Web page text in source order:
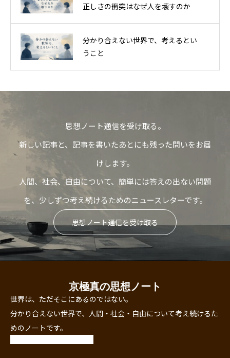
正しさの衝突はなぜ人を壊すのか
分かり合えない世界で、考えるとい
うこと
思想ノート通信を受け取る。
新しい記事と、記事を書いたあとにも残った問いをお届
けします。
人間、社会、自由について、簡単には答えの出ない問題
を、少しずつ考え続けるためのニュースレターです。
思想ノート通信を受け取る
京極真の思想ノート
世界は、ただそこにあるのではない。
分かり合えない世界で、人間・社会・自由について考え続けるた
めのノートです。